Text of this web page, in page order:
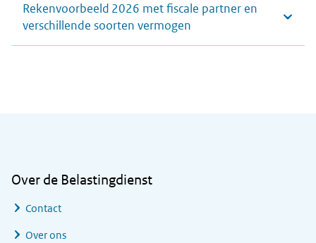
Rekenvoorbeeld 2026 met fiscale partner en
verschillende soorten vermogen
Over de Belastingdienst
Contact
Over ons